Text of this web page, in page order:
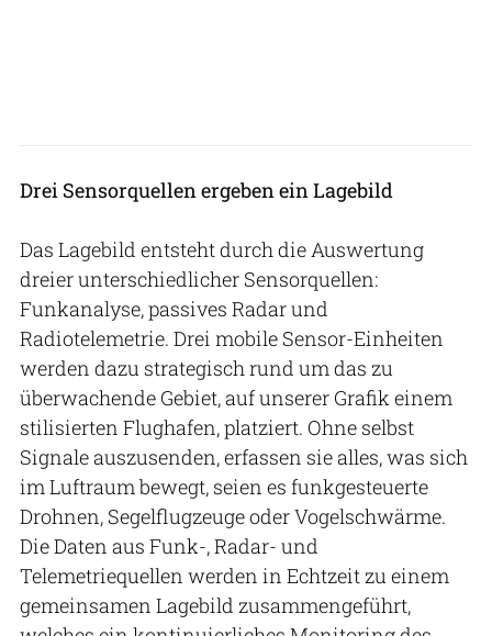
Drei Sensorquellen ergeben ein Lagebild
Das Lagebild entsteht durch die Auswertung
dreier unterschiedlicher Sensorquellen:
Funkanalyse, passives Radar und
Radiotelemetrie. Drei mobile Sensor-Einheiten
werden dazu strategisch rund um das zu
überwachende Gebiet, auf unserer Grafik einem
stilisierten Flughafen, platziert. Ohne selbst
Signale auszusenden, erfassen sie alles, was sich
im Luftraum bewegt, seien es funkgesteuerte
Drohnen, Segelflugzeuge oder Vogelschwärme.
Die Daten aus Funk-, Radar- und
Telemetriequellen werden in Echtzeit zu einem
gemeinsamen Lagebild zusammengeführt,